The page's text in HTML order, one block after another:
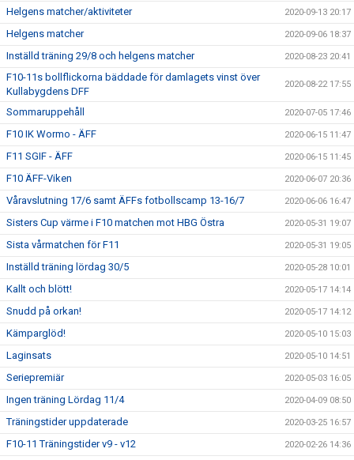
Helgens matcher/aktiviteter 2020-09-13 20:17
Helgens matcher 2020-09-06 18:37
Inställd träning 29/8 och helgens matcher 2020-08-23 20:41
F10-11s bollflickorna bäddade för damlagets vinst över
Kullabygdens DFF
2020-08-22 17:55
Sommaruppehåll 2020-07-05 17:46
F10 IK Wormo - ÄFF 2020-06-15 11:47
F11 SGIF - ÄFF 2020-06-15 11:45
F10 ÄFF-Viken 2020-06-07 20:36
Våravslutning 17/6 samt ÄFFs fotbollscamp 13-16/7 2020-06-06 16:47
Sisters Cup värme i F10 matchen mot HBG Östra 2020-05-31 19:07
Sista vårmatchen för F11 2020-05-31 19:05
Inställd träning lördag 30/5 2020-05-28 10:01
Kallt och blött! 2020-05-17 14:14
Snudd på orkan! 2020-05-17 14:12
Kämparglöd! 2020-05-10 15:03
Laginsats 2020-05-10 14:51
Seriepremiär 2020-05-03 16:05
Ingen träning Lördag 11/4 2020-04-09 08:50
Träningstider uppdaterade 2020-03-25 16:57
F10-11 Träningstider v9 - v12 2020-02-26 14:36